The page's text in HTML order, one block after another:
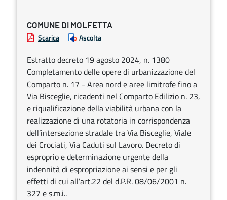
COMUNE DI MOLFETTA
Scarica Ascolta
Estratto decreto 19 agosto 2024, n. 1380
Completamento delle opere di urbanizzazione del
Comparto n. 17 - Area nord e aree limitrofe fino a
Via Bisceglie, ricadenti nel Comparto Edilizio n. 23,
e riqualificazione della viabilità urbana con la
realizzazione di una rotatoria in corrispondenza
dell’intersezione stradale tra Via Bisceglie, Viale
dei Crociati, Via Caduti sul Lavoro. Decreto di
esproprio e determinazione urgente della
indennità di espropriazione ai sensi e per gli
effetti di cui all’art.22 del d.P.R. 08/06/2001 n.
327 e s.m.i..